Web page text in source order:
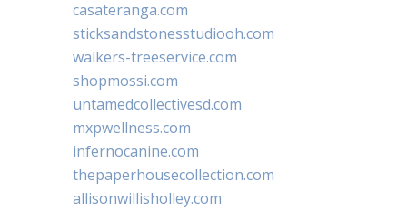
casateranga.com
sticksandstonesstudiooh.com
walkers-treeservice.com
shopmossi.com
untamedcollectivesd.com
mxpwellness.com
infernocanine.com
thepaperhousecollection.com
allisonwillisholley.com